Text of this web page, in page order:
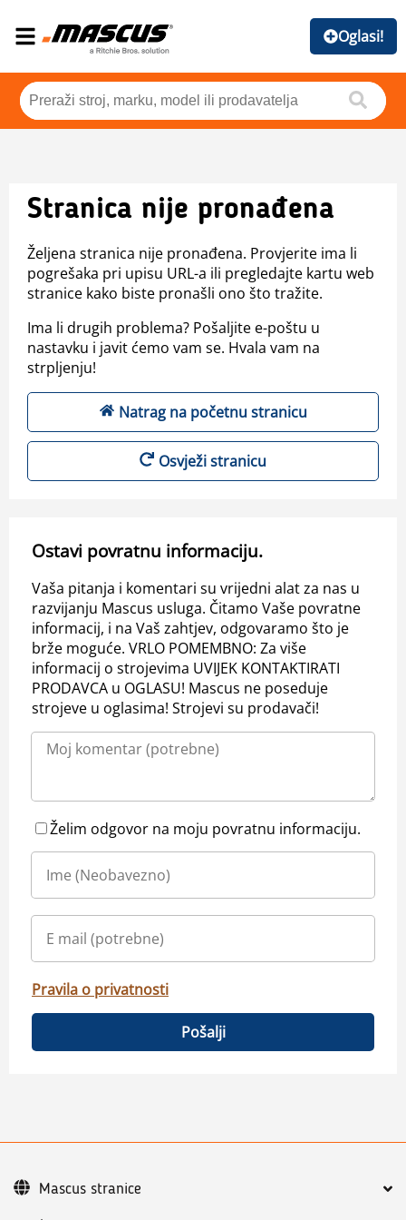
Oglasi!
Stranica nije pronađena
Željena stranica nije pronađena. Provjerite ima li
pogrešaka pri upisu URL-a ili pregledajte kartu web
stranice kako biste pronašli ono što tražite.
Ima li drugih problema? Pošaljite e-poštu u
nastavku i javit ćemo vam se. Hvala vam na
strpljenju!
Natrag na početnu stranicu
Osvježi stranicu
Ostavi povratnu informaciju.
Vaša pitanja i komentari su vrijedni alat za nas u
razvijanju Mascus usluga. Čitamo Vaše povratne
informacij, i na Vaš zahtjev, odgovaramo što je
brže moguće. VRLO POMEMBNO: Za više
informacij o strojevima UVIJEK KONTAKTIRATI
PRODAVCA u OGLASU! Mascus ne poseduje
strojeve u oglasima! Strojevi su prodavači!
Želim odgovor na moju povratnu informaciju.
Pravila o privatnosti
Pošalji
Mascus stranice